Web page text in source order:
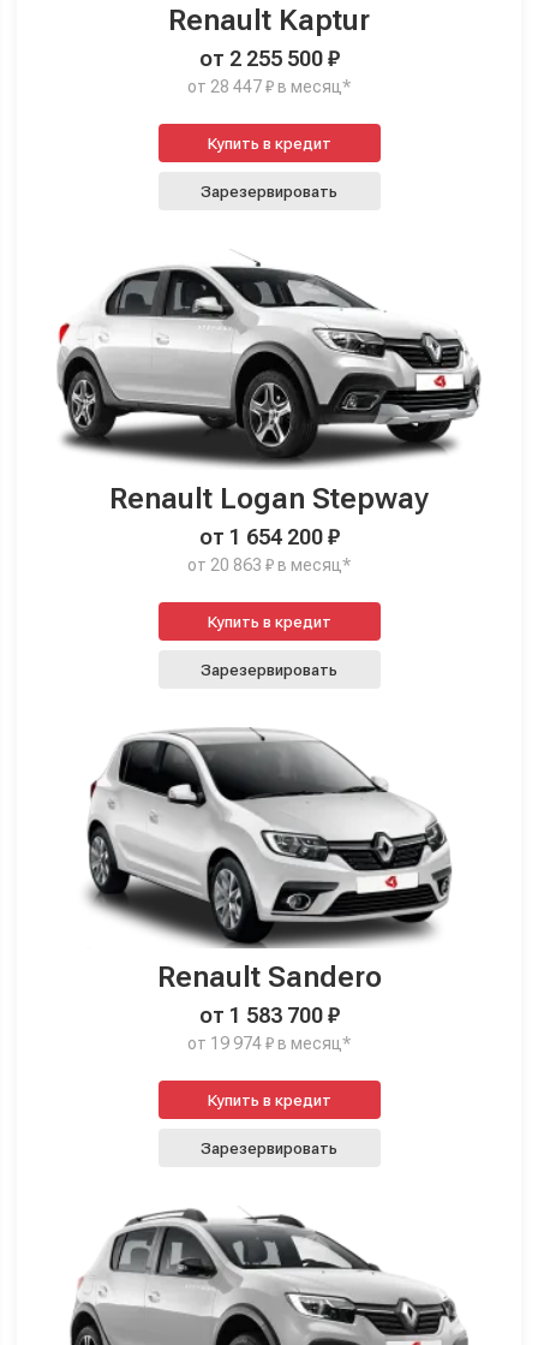
Renault Kaptur
от 2 255 500 ₽
от 28 447 ₽ в месяц*
Купить в кредит
Зарезервировать
Renault Logan Stepway
от 1 654 200 ₽
от 20 863 ₽ в месяц*
Купить в кредит
Зарезервировать
Renault Sandero
от 1 583 700 ₽
от 19 974 ₽ в месяц*
Купить в кредит
Зарезервировать